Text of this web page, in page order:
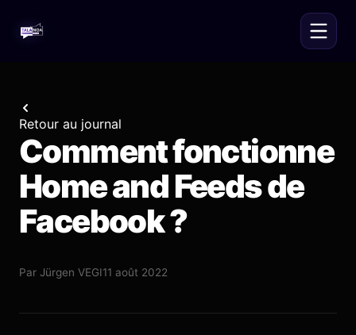
Retour au journal
Comment fonctionne
Home and Feeds de
Facebook ?
Par Jürgen VEGI11 août 2022